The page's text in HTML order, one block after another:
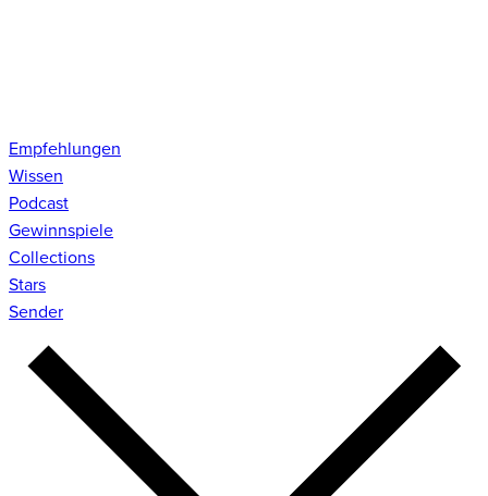
Empfehlungen
Wissen
Podcast
Gewinnspiele
Collections
Stars
Sender